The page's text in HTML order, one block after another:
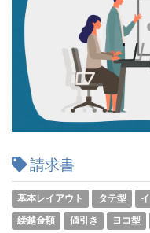
請求書
基本レイアウト タテ型
繰越金額
値引き ヨコ型